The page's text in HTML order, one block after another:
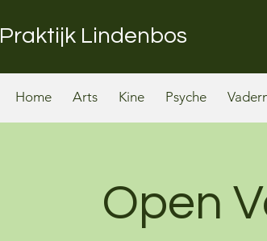
Praktijk Lindenbos
Home Arts Kine Psyche
Open